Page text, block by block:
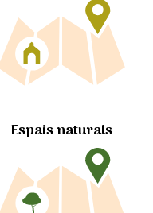
Espais naturals